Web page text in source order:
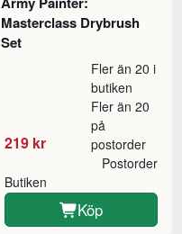
Masterclass Drybrush
Set
219 kr
Fler än 20 i
butiken
Fler än 20
på
postorder
Butiken
Postorder
Köp